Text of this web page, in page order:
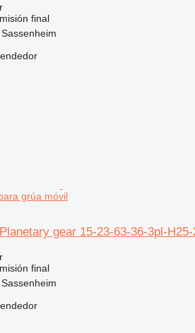
final
grúa móvil
gear 15-23-63-36-3pl-
final